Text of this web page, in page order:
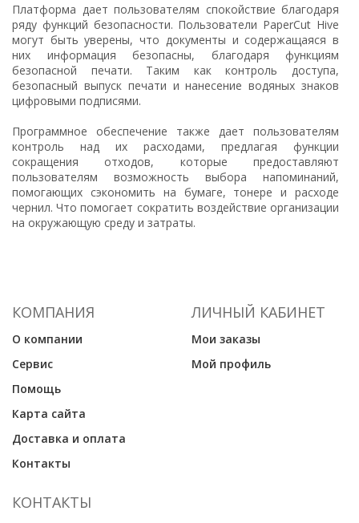
Платформа дает пользователям спокойствие благодаря
ряду функций безопасности. Пользователи PaperCut Hive
могут быть уверены, что документы и содержащаяся в
них информация безопасны, благодаря функциям
безопасной печати. Таким как контроль доступа,
безопасный выпуск печати и нанесение водяных знаков
цифровыми подписями.
Программное обеспечение также дает пользователям
контроль над их расходами, предлагая функции
сокращения отходов, которые предоставляют
пользователям возможность выбора напоминаний,
помогающих сэкономить на бумаге, тонере и расходе
чернил. Что помогает сократить воздействие организации
на окружающую среду и затраты.
КОМПАНИЯ
О компании
Сервис
Помощь
Карта сайта
Доставка и оплата
Контакты
ЛИЧНЫЙ КАБИНЕТ
Мои заказы
Мой профиль
КОНТАКТЫ